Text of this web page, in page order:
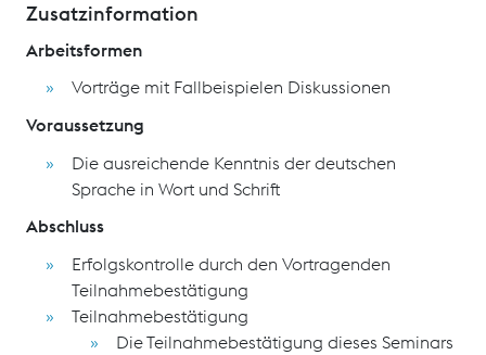
Zusatzinformation
Arbeitsformen
Vorträge mit Fallbeispielen Diskussionen
Voraussetzung
Die ausreichende Kenntnis der deutschen
Sprache in Wort und Schrift
Abschluss
Erfolgskontrolle durch den Vortragenden
Teilnahmebestätigung
Teilnahmebestätigung
Die Teilnahmebestätigung dieses Seminars